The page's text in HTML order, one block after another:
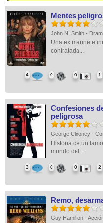
Mentes
John N. Smith -
Una ex marine e
contratada...
4 0 0 1
Confesiones
peligrosa
George Clooney -
Historia de un
mundo del...
3 0 0 2
Remo,
Guy Hamilton -